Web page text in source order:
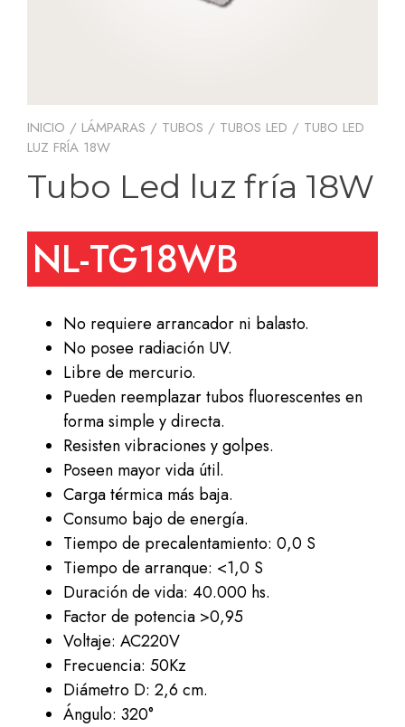
INICIO / LÁMPARAS / TUBOS / TUBOS LED / TUBO LED
LUZ FRÍA 18W
Tubo Led luz fría 18W
NL-TG18WB
No requiere arrancador ni balasto.
No posee radiación UV.
Libre de mercurio.
Pueden reemplazar tubos fluorescentes en
forma simple y directa.
Resisten vibraciones y golpes.
Poseen mayor vida útil.
Carga térmica más baja.
Consumo bajo de energía.
Tiempo de precalentamiento: 0,0 S
Tiempo de arranque: <1,0 S
Duración de vida: 40.000 hs.
Factor de potencia >0,95
Voltaje: AC220V
Frecuencia: 50Kz
Diámetro D: 2,6 cm.
Ángulo: 320°